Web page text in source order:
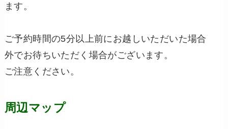
ます。
ご予約時間の5分以上前にお越しいただいた場合
外でお待ちいただく場合がございます。
ご注意ください。
周辺マップ